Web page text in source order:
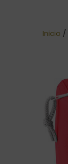
Inicio /